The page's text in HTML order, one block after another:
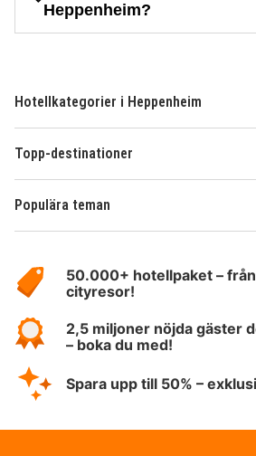
Heppenheim?
Hotellkategorier i Heppenheim
Topp-destinationer
Populära teman
HotelSpecials50.000+ hotellpaket –
cityresor!
2,5 miljoner nöjda gäster
– boka du med!
Spara upp till 50% –